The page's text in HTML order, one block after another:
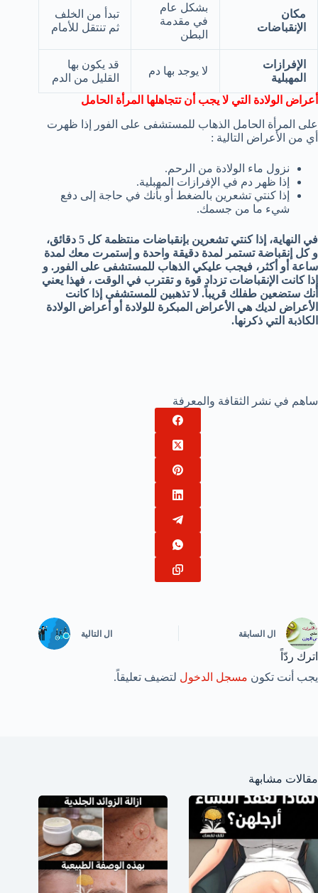
مكان
الإنقباضات
بشكل عام
في مقدمة
البطن
تبدأ من الخلف
ثم تنتقل للأمام
الإفرازات
المهبلية
لا يوجد بها دم
قد يكون بها
القليل من الدم
أعراض الولادة التي لا يجب أن تتجاهلها المرأة الحامل
على المرأة الحامل الذهاب للمستشفى على الفور إذا ظهرت
أي من الأعراض التالية :
نزول ماء الولادة من الرحم.
إذا ظهر دم في الإفرازات المهبلية.
إذا كنتي تشعرين بالضغط أو بأنك في حاجة إلى دفع
شيء ما من جسمك.
في النهاية، إذا كنتي تشعرين بإنقباضات منتظمة كل 5 دقائق،
و كل إنقباضة تستمر لمدة دقيقة واحدة و إستمرت معك لمدة
ساعة أو أكثر، فيجب عليكي الذهاب للمستشفى على الفور. و
إذا كانت الإنقباضات تزداد قوة و تقترب في الوقت ، فهذا يعني
أنك ستضعين طفلك قريباً. لا تذهبين للمستشفى إذا كانت
الأعراض لديك هي الأعراض المبكرة للولادة أو أعراض الولادة
الكاذبة التي ذكرنها.
ساهم في نشر الثقافة والمعرفة
ال السابقة ال التالية
اترك ردّاً
يجب أنت تكون مسجل الدخول لتضيف تعليقاً.
مقالات مشابهة